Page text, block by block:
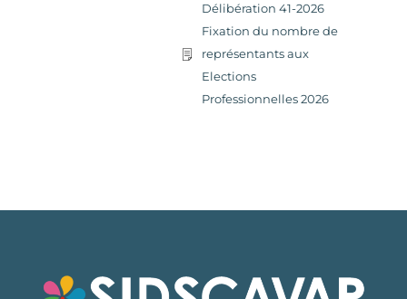
Délibération 41-2026
Fixation du nombre de
représentants aux
Elections
Professionnelles 2026